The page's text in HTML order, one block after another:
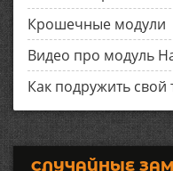
Крошечные модули
Видео про модуль
Как подружить свой
СЛУЧАЙНЫЕ